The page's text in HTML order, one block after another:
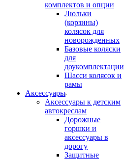
комплектов и опции
Люльки
(корзины)
колясок для
новорожденных
Базовые коляски
для
доукомплектации
Шасси колясок и
рамы
Аксессуары
Аксессуары к детским
автокреслам
Дорожные
горшки и
аксессуары в
дорогу
Защитные